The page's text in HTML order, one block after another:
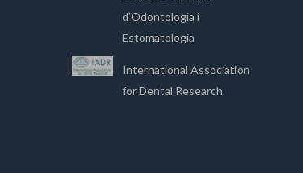
d’Odontologia i
Estomatologia
International Association
for Dental Research